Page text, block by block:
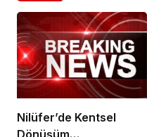
Nilüfer’de Kentsel